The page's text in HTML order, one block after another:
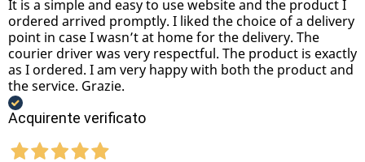
It is a simple and easy to use website and the product I
ordered arrived promptly. I liked the choice of a delivery
point in case I wasn’t at home for the delivery. The
courier driver was very respectful. The product is exactly
as I ordered. I am very happy with both the product and
the service. Grazie.
Acquirente verificato